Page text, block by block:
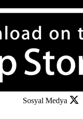
Sosyal Medya